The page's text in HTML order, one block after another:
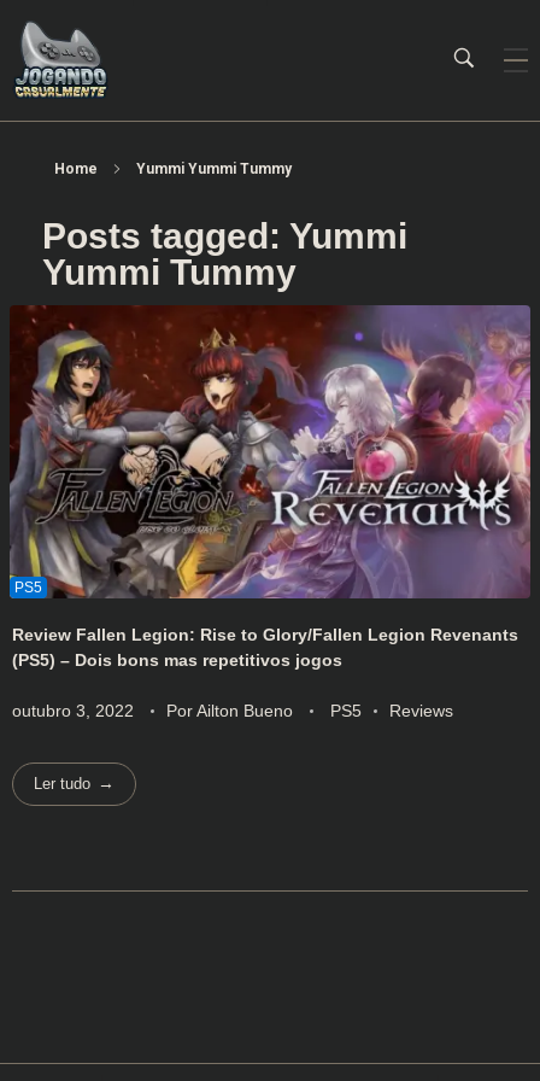
Home Yummi Yummi Tummy
Posts tagged: Yummi
Yummi Tummy
Review Fallen Legion: Rise to Glory/Fallen Legion Revenants
(PS5) – Dois bons mas repetitivos jogos
outubro 3, 2022 PorAilton Bueno PS5 Reviews
Ler tudo